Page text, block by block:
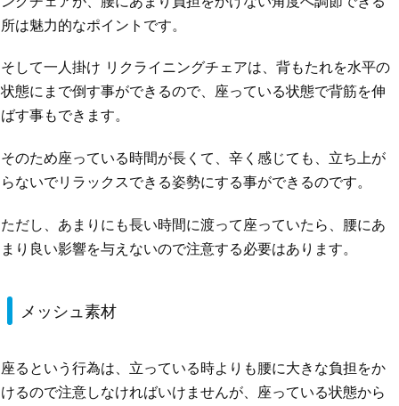
所は魅力的なポイントです。
そして一人掛け リクライニングチェアは、背もたれを水平の
状態にまで倒す事ができるので、座っている状態で背筋を伸
ばす事もできます。
そのため座っている時間が長くて、辛く感じても、立ち上が
らないでリラックスできる姿勢にする事ができるのです。
ただし、あまりにも長い時間に渡って座っていたら、腰にあ
まり良い影響を与えないので注意する必要はあります。
メッシュ素材
座るという行為は、立っている時よりも腰に大きな負担をか
けるので注意しなければいけませんが、座っている状態から